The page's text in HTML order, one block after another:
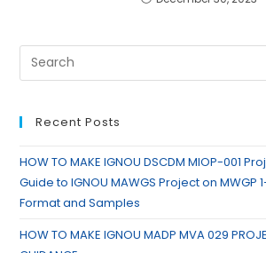
Recent Posts
HOW TO MAKE IGNOU DSCDM MIOP-001
Guide to IGNOU MAWGS Project on MWGP
Format and Samples
HOW TO MAKE IGNOU MADP MVA 029